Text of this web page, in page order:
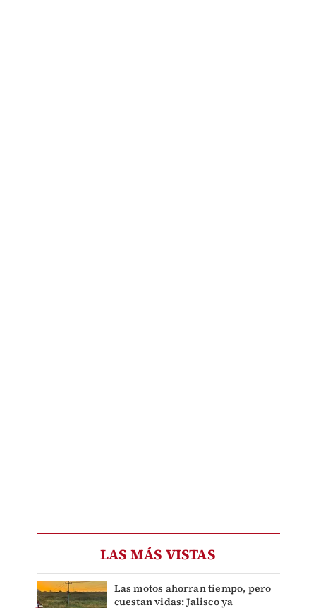
LAS MÁS VISTAS
Las motos ahorran tiempo, pero
cuestan vidas: Jalisco ya